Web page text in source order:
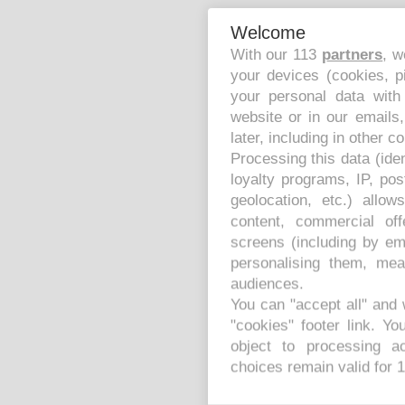
Welcome
With our 113 partners,
your devices (cookies,
your personal data
website or in our
later, including in other
Processing this data
loyalty programs, IP,
geolocation, etc.)
content, commercial
screens (including by
personalising them,
audiences.
You can "accept all"
"cookies" footer link.
object to processing
choices remain valid for